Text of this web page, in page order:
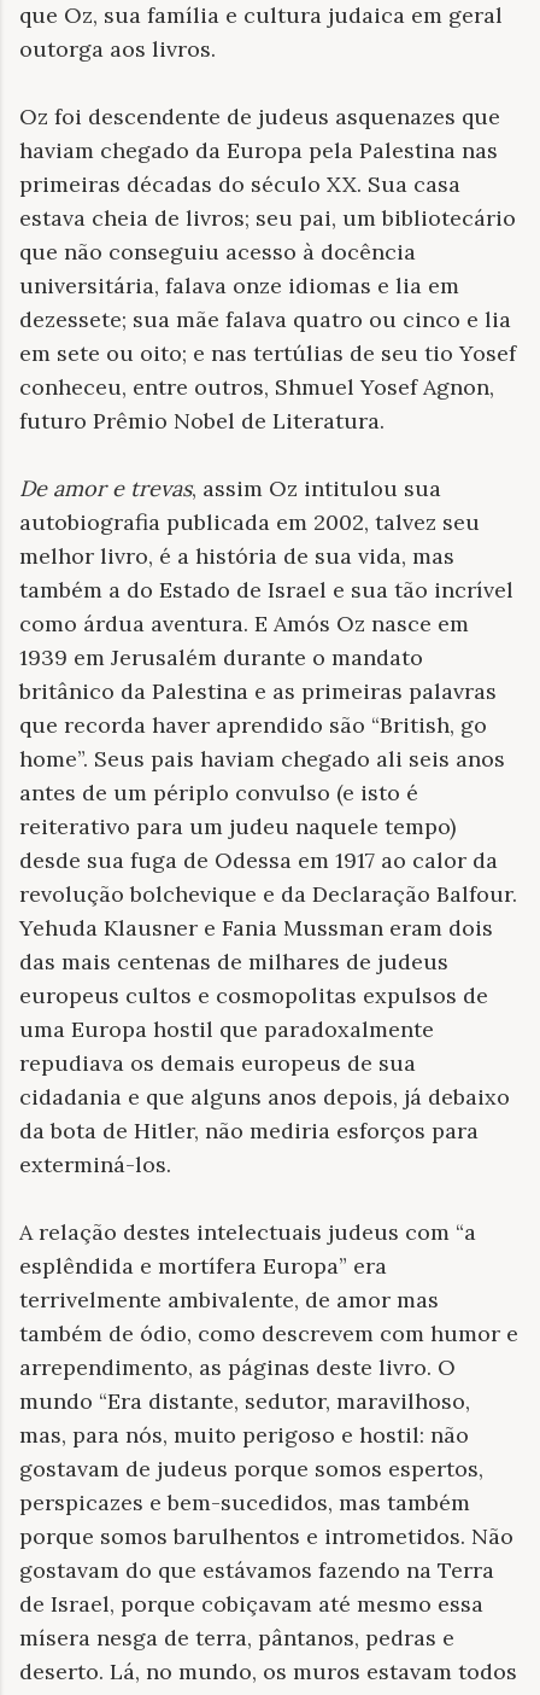
que Oz, sua família e cultura judaica em geral
outorga aos livros.
Oz foi descendente de judeus asquenazes que
haviam chegado da Europa pela Palestina nas
primeiras décadas do século XX. Sua casa
estava cheia de livros; seu pai, um bibliotecário
que não conseguiu acesso à docência
universitária, falava onze idiomas e lia em
dezessete; sua mãe falava quatro ou cinco e lia
em sete ou oito; e nas tertúlias de seu tio Yosef
conheceu, entre outros, Shmuel Yosef Agnon,
futuro Prêmio Nobel de Literatura.
De amor e trevas, assim Oz intitulou sua
autobiografia publicada em 2002, talvez seu
melhor livro, é a história de sua vida, mas
também a do Estado de Israel e sua tão incrível
como árdua aventura. E Amós Oz nasce em
1939 em Jerusalém durante o mandato
britânico da Palestina e as primeiras palavras
que recorda haver aprendido são “British, go
home”. Seus pais haviam chegado ali seis anos
antes de um périplo convulso (e isto é
reiterativo para um judeu naquele tempo)
desde sua fuga de Odessa em 1917 ao calor da
revolução bolchevique e da Declaração Balfour.
Yehuda Klausner e Fania Mussman eram dois
das mais centenas de milhares de judeus
europeus cultos e cosmopolitas expulsos de
uma Europa hostil que paradoxalmente
repudiava os demais europeus de sua
cidadania e que alguns anos depois, já debaixo
da bota de Hitler, não mediria esforços para
exterminá-los.
A relação destes intelectuais judeus com “a
esplêndida e mortífera Europa” era
terrivelmente ambivalente, de amor mas
também de ódio, como descrevem com humor e
arrependimento, as páginas deste livro. O
mundo “Era distante, sedutor, maravilhoso,
mas, para nós, muito perigoso e hostil: não
gostavam de judeus porque somos espertos,
perspicazes e bem-sucedidos, mas também
porque somos barulhentos e intrometidos. Não
gostavam do que estávamos fazendo na Terra
de Israel, porque cobiçavam até mesmo essa
mísera nesga de terra, pântanos, pedras e
deserto. Lá, no mundo, os muros estavam todos